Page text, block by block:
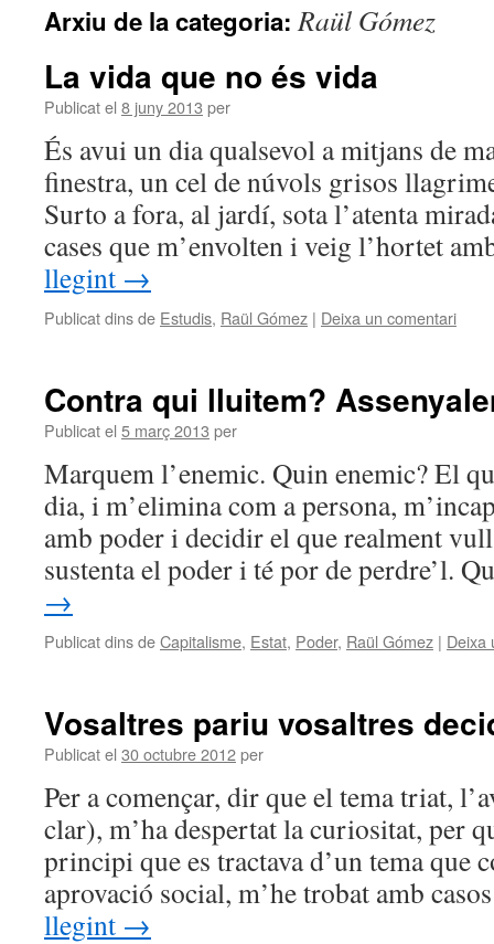
Arxiu de la categoria:Raül Gómez
La vida que no és vida
Publicat el 8 juny 2013 per
És avui un dia qualsevol a mitjans de
finestra, un cel de núvols grisos
Surto a fora, al jardí, sota l’atenta
cases que m’envolten i veig l’hortet
llegint →
Publicat dins de Estudis, Raül Gómez | Deixa un comentari
Contra qui lluitem?
Publicat el 5 març 2013 per
Marquem l’enemic. Quin enemic? El
dia, i m’elimina com a persona,
amb poder i decidir el que realment
sustenta el poder i té por de perdre’l.
→
Publicat dins deCapitalisme, Estat, Poder, Raül Gómez | Deixa
Vosaltres pariu vosaltres
Publicat el 30 octubre 2012per
Per a començar, dir que el tema triat,
clar), m’ha despertat la curiositat, per
principi que es tractava d’un tema que
aprovació social, m’he trobat amb
llegint →